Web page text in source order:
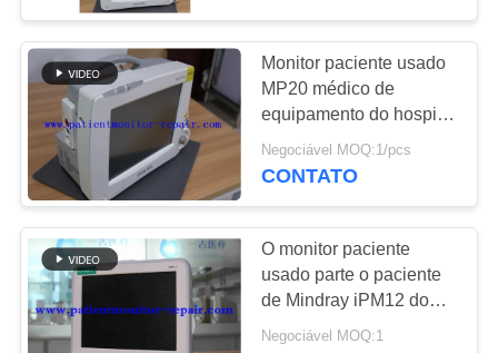
Oxímetro usado do
pulso
Monitor paciente usado
MP20 médico de
equipamento do hospital
branco
Negociável MOQ:1/pcs
CONTATO
O monitor paciente
usado parte o paciente
de Mindray iPM12 do
tipo do equipamento
Negociável MOQ:1